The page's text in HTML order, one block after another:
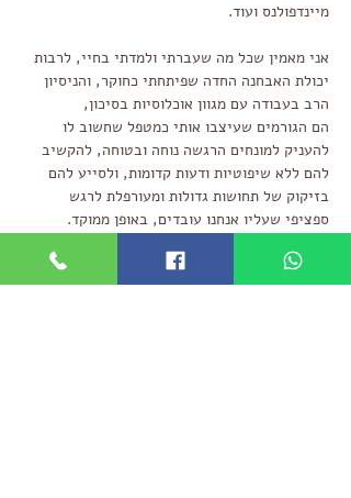
מיינדפולנס ועוד.
אני מאמין שכל מה שעברתי ולמדתי בחיי, לרבות
יכולת האבחנה החדה שפיתחתי כחוקר, והניסיון
הרב בעבודה עם מגוון אוכלוסיות בסיכון,
הם הגורמים שעיצבו אותי כמטפל שחשוב לו
להעניק למונחים הרגשה נוחה ובטוחה, להקשיב
להם ללא שיפוטיות ודעות קדומות, ולסייע להם
בזיקוק של תחושות גדולות ומעורפלת לרגש
ספציפי שעליו אנחנו עובדים, באופן ממוקד.
מניסיוני בלווי מאות מונחים, הטיפול בחרדות
ובפוביותהוא טיפול אפקטיבי וקצר מועד שמקנה